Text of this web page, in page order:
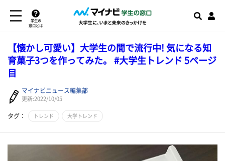
学生の
窓口とは
【懐かし可愛い】大学生の間で流行中! 気になる知
育菓子3つを作ってみた。 #大学生トレンド 5ページ
目
マイナビニュース編集部
更新:2022/10/05
タグ： トレンド 大学トレンド